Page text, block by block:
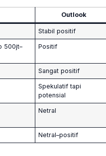
Outlook
Stabil positif
500jt–
Positif
Sangat positif
Spekulatif tapi
potensial
Netral
Netral–positif